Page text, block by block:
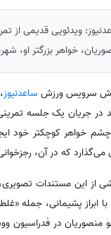
ویدئویی قدیمی از
خواهر بزرگتر او،
سرویس ورزش ساعدنیوز
در جریان یک جلسه
خواهر کوچکتر خود
که در آن،
از این مستندات
با ابراز پشیمانی، جمله
منصوریان در فدراسیون